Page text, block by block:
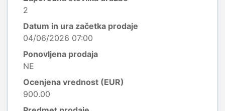
2
Datum in ura začetka prodaje
04/06/2026 07:00
Ponovljena prodaja
NE
Ocenjena vrednost (EUR)
900.00